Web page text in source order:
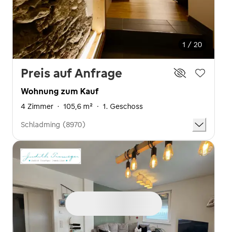
1 / 20
Preis auf Anfrage
Wohnung zum Kauf
4 Zimmer · 105,6 m² · 1. Geschoss
Schladming (8970)